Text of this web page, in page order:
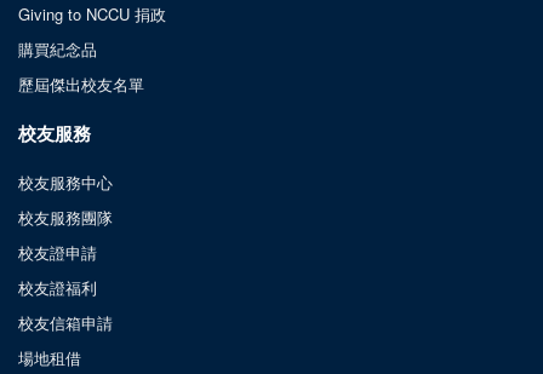
Giving to NCCU 捐政
購買紀念品
歷屆傑出校友名單
校友服務
校友服務中心
校友服務團隊
校友證申請
校友證福利
校友信箱申請
場地租借